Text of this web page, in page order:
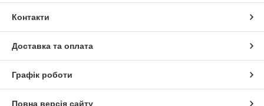
Контакти
Доставка та оплата
Графік роботи
Повна версія сайту